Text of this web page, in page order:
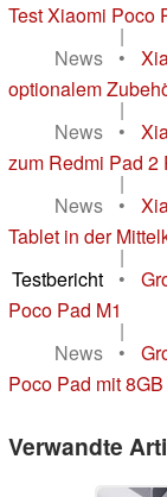
Test Xiaomi Poco
|
News
•
optionalem
|
News
•
zum Redmi Pad 2
|
News
•
Tablet in der
|
Testbericht
•
Poco Pad M1
|
News
•
Poco Pad mit
Verwandte